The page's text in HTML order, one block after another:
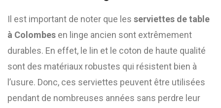
Il est important de noter que les serviettes de table
à Colombes en linge ancien sont extrêmement
durables. En effet, le lin et le coton de haute qualité
sont des matériaux robustes qui résistent bien à
l’usure. Donc, ces serviettes peuvent être utilisées
pendant de nombreuses années sans perdre leur